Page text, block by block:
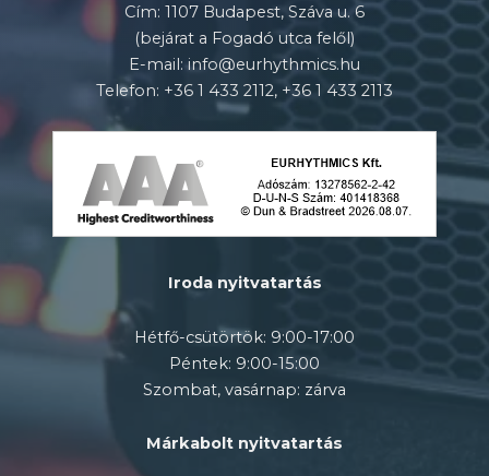
Cím: 1107 Budapest, Száva u. 6
(bejárat a Fogadó utca felől)
E-mail: info@eurhythmics.hu
Telefon: +36 1 433 2112, +36 1 433 2113
Iroda nyitvatartás
Hétfő-csütörtök: 9:00-17:00
Péntek: 9:00-15:00
Szombat, vasárnap: zárva
Márkabolt nyitvatartás